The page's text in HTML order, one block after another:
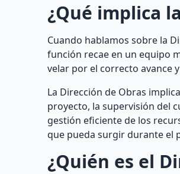
¿Qué implica
Cuando hablamos sobre la
función recae en un equipo
velar por el correcto avance
La Dirección de Obras
proyecto, la supervisión del
gestión eficiente de los
que pueda surgir durante el
¿Quién es el